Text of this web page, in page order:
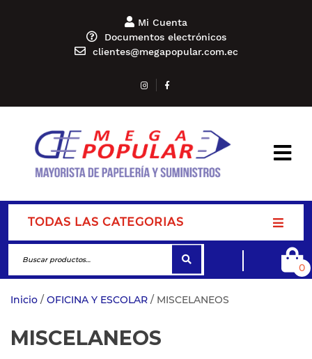
Mi Cuenta
Documentos electrónicos
clientes@megapopular.com.ec
TODAS LAS CATEGORIAS
0
Inicio / OFICINA Y ESCOLAR / MISCELANEOS
MISCELANEOS